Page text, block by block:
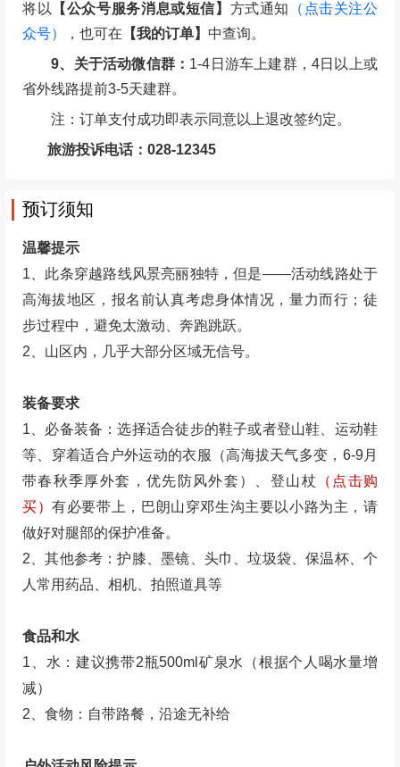
将以
【公众号服务消息或短信】 方式通知
（点击关注公
众号）
，也可在 【我的订单】 中查询。
9、关于活动微信群： 1-4日游车上建群，4日以上或
省外线路提前3-5天建群。
注：订单支付成功即表示同意以上退改签约定。
旅游投诉电话：028-12345
预订须知
温馨提示
1、此条穿越路线风景亮丽独特，但是——活动线路处于
高海拔地区，报名前认真考虑身体情况，量力而行；徒
步过程中，避免太激动、奔跑跳跃。
2、山区内，几乎大部分区域无信号。
装备要求
1、必备装备：选择适合徒步的鞋子或者登山鞋、运动鞋
等、穿着适合户外运动的衣服（高海拔天气多变，6-9月
带春秋季厚外套，优先防风外套）、登山杖
（点击购
买）有必要带上，巴朗山穿邓生沟主要以小路为主，请
做好对腿部的保护准备。
2、其他参考：护膝、墨镜、头巾、垃圾袋、保温杯、个
人常用药品、相机、拍照道具等
食品和水
1、水：建议携带2瓶500ml矿泉水（根据个人喝水量增
减）
2、食物：自带路餐，沿途无补给